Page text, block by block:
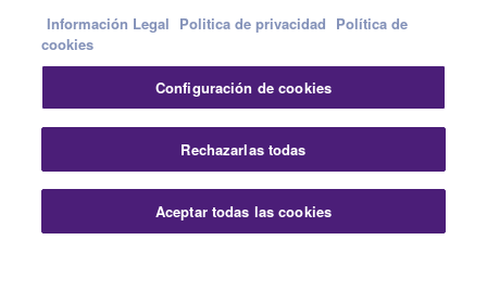
Contacte con nosotrosTerminos de uso
Politica de privacidadPolítica de cookies
Información Legal
Información Legal Politica de privacidad Política de
cookies
Configuración de cookies
Rechazarlas todas
Aceptar todas las cookies